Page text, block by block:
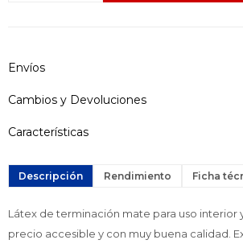
Envíos
Cambios y Devoluciones
Características
Descripción
Látex de terminación mate para uso interior
precio accesible y con muy buena calidad.
Rendimiento Ficha